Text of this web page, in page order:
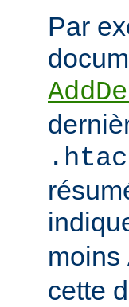
Par
moins
cette